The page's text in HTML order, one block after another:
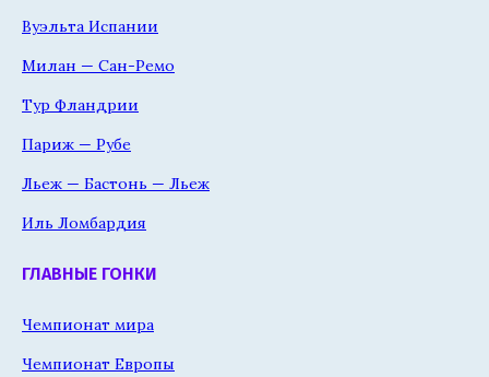
Вуэльта Испании
Милан — Сан-Ремо
Тур Фландрии
Париж — Рубе
Льеж — Бастонь — Льеж
Иль Ломбардия
ГЛАВНЫЕ ГОНКИ
Чемпионат мира
Чемпионат Европы